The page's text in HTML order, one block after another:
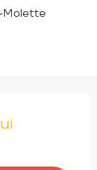
Molette